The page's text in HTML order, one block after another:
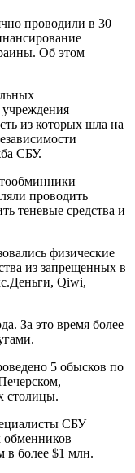
проводили в 30
Об этом
из которых шла на
СБУ.
проводить
теневые средства и
физические
из запрещенных в
Qiwi,
За это время более
5 обысков по
столицы.
СБУ
в более $1 млн.